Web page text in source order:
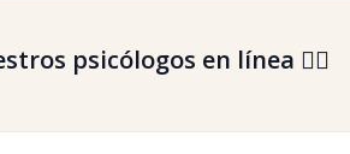
psicólogos en línea 👇🏼